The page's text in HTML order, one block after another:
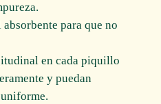
absorbente para que no
en cada piquillo
y puedan